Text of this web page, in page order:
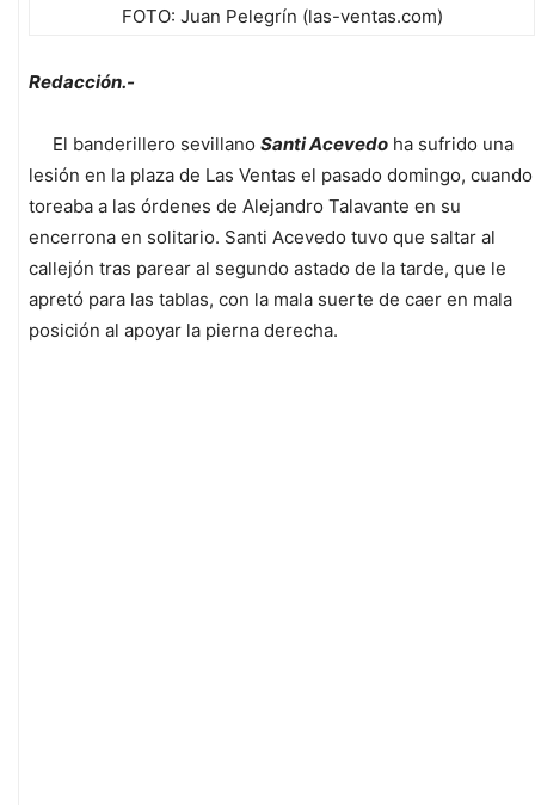
FOTO: Juan Pelegrín (las-ventas.com)
Redacción.-
El banderillero sevillano Santi Acevedo ha sufrido una
lesión en la plaza de Las Ventas el pasado domingo, cuando
toreaba a las órdenes de Alejandro Talavante en su
encerrona en solitario. Santi Acevedo tuvo que saltar al
callejón tras parear al segundo astado de la tarde, que le
apretó para las tablas, con la mala suerte de caer en mala
posición al apoyar la pierna derecha.